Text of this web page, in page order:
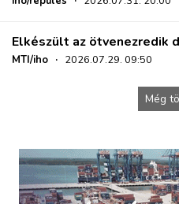
Elkészült az ötvenezredik
MTI/iho · 2026.07.29. 09:50
Még